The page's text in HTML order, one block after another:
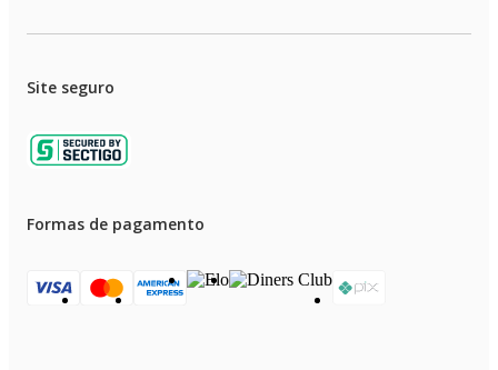
Site seguro
Formas de pagamento